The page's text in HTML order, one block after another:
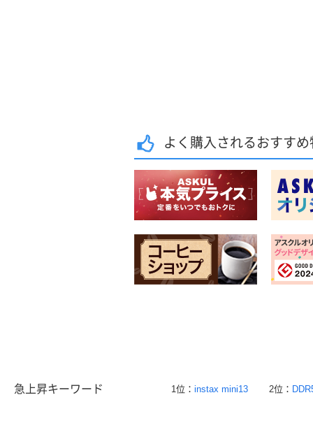
よく購入されるおすすめ
急上昇キーワード 1位： instax mini13 2位：